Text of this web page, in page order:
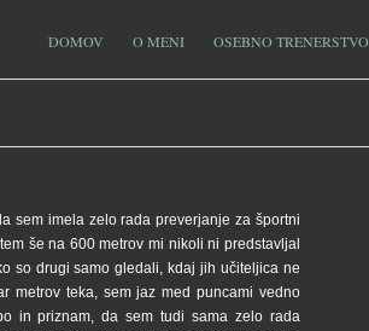
DOMOV O MENI OSEBNO TRENERSTVO
sem imela zelo radapreverjanje za športni
še na 600 metrov mi nikoli ni predstavljal
so drugi samo gledali, kdaj jih učiteljica ne
metrov teka, sem jaz med puncami vedno
in priznam, da sem tudi sama zelo rada